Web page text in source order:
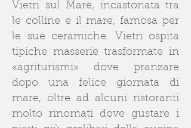
Vietri sul Mare, incastonata tra
le colline e il mare, famosa per
le sue ceramiche. Vietri ospita
tipiche masserie trasformate in
«agriturismi» dove pranzare
dopo una felice giornata di
mare, oltre ad alcuni ristoranti
molto rinomati dove gustare i